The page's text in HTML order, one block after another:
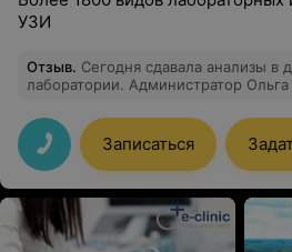
УЗИ
Отзыв. Сегодня сдавала анализы в
лаборатории. Администратор
Алеся,мне в жизни так
анализы. Огромное спасибо всему
Записаться